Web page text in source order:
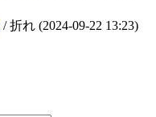
/ 折れ (2024-09-22 13:23)